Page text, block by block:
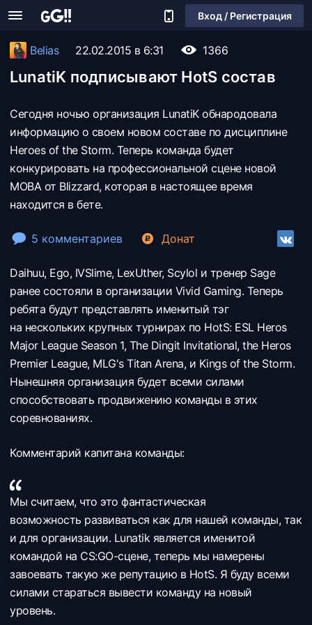
Вход / Регистрация
Belias 22.02.2015 в 6:31 1366
LunatiK подписывают HotS состав
Сегодня ночью организация LunatiK обнародовала
информацию о своем новом составе по дисциплине
Heroes of the Storm. Теперь команда будет
конкурировать на профессиональной сцене новой
MOBA от Blizzard, которая в настоящее время
находится в бете.
5 комментариев Донат
Daihuu, Ego, IVSlime, LexUther, Scylol и тренер Sage
ранее состояли в организации Vivid Gaming. Теперь
ребята будут представлять именитый тэг
на нескольких крупных турнирах по HotS: ESL Heros
Major League Season 1, The Dingit Invitational, the Heros
Premier League, MLG's Titan Arena, и Kings of the Storm.
Нынешняя организация будет всеми силами
способствовать продвижению команды в этих
соревнованиях.
Комментарий капитана команды:
Мы считаем, что это фантастическая
возможность развиваться как для нашей команды, так
и для организации. Lunatik является именитой
командой на CS:GO-сцене, теперь мы намерены
завоевать такую же репутацию в HotS. Я буду всеми
силами стараться вывести команду на новый
уровень.